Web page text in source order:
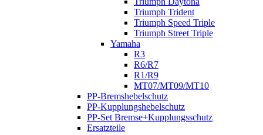
Triumph Trident
Triumph Speed Triple
Triumph Street Triple
Yamaha
R3
R6/R7
R1/R9
MT07/MT09/MT10
PP-Bremshebelschutz
PP-Kupplungshebelschutz
PP-Set Bremse+Kupplungsschutz
Ersatzteile